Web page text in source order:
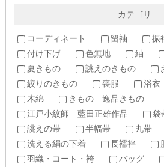
カテゴリ
コーディネート 留袖 振
付け下げ
色無地 紬
夏きもの
誂えのきもの
絞りのきもの
喪服 浴衣
木綿
きもの 逸品きもの
江戸小紋師 藍田正雄作品
袋
誂えの帯
半幅帯 丸帯
洗える絹の下着
長襦袢
羽織・コート・袴
バッグ